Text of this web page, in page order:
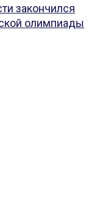
закончился
олимпиады